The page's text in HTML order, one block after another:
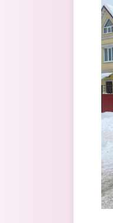
Перейти к основному